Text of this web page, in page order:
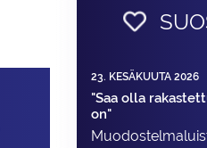
23. KESÄKUUTA 2026
"Saa olla
on"